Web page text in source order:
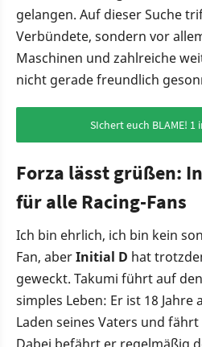
gelangen. Auf dieser Suche
Verbündete, sondern vor
Maschinen und zahlreiche
nicht gerade freundlich
SIchert euch BLAME! 1
Forza lässt grüßen:
für alle Racing-Fans
Ich bin ehrlich, ich bin kein
Fan, aberInitial D hat
geweckt. Takumi führt auf
simples Leben: Er ist 18
Laden seines Vaters und
Dabei befährt er regelmäßig